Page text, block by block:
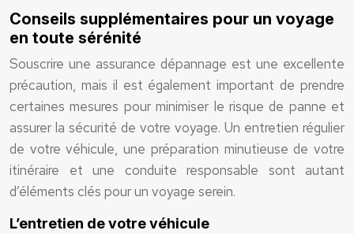
Conseils supplémentaires pour un voyage
en toute sérénité
Souscrire une assurance dépannage est une excellente
précaution, mais il est également important de prendre
certaines mesures pour minimiser le risque de panne et
assurer la sécurité de votre voyage. Un entretien régulier
de votre véhicule, une préparation minutieuse de votre
itinéraire et une conduite responsable sont autant
d’éléments clés pour un voyage serein.
L’entretien de votre véhicule